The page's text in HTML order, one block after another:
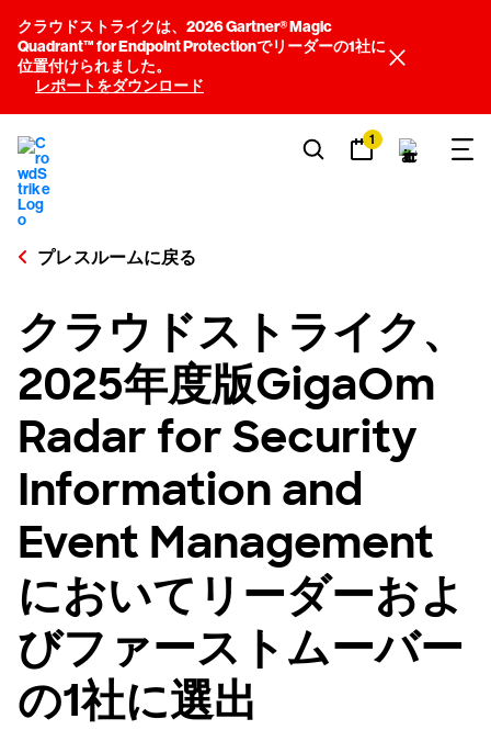
クラウドストライクは、2026 Gartner® Magic
Quadrant™ for Endpoint Protectionでリーダーの1社に
位置付けられました。
レポートをダウンロード
1
プレスルームに戻る
クラウドストライク、
2025年度版GigaOm
Radar for Security
Information and
Event Management
においてリーダーおよ
びファーストムーバー
の1社に選出